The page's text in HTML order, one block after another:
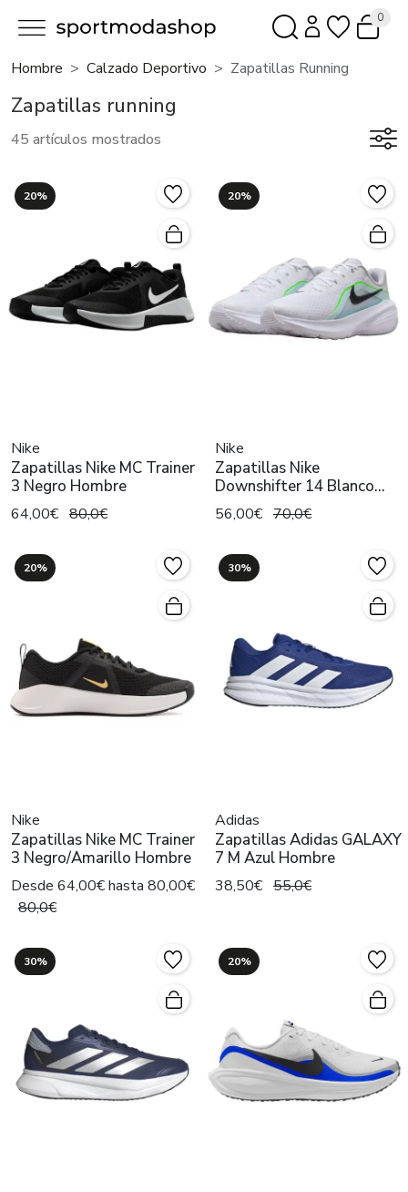
0
Hombre Calzado Deportivo Zapatillas Running
Zapatillas running
45 artículos mostrados
20%
Nike
Zapatillas Nike MC Trainer
3 Negro Hombre
64,00€ 80,0€
20%
Nike
Zapatillas Nike
Downshifter 14 Blanco
Hombre
56,00€ 70,0€
20%
Nike
Zapatillas Nike MC Trainer
3 Negro/Amarillo Hombre
Desde 64,00€ hasta 80,00€
80,0€
30%
Adidas
Zapatillas Adidas GALAXY
7 M Azul Hombre
38,50€ 55,0€
30% 20%